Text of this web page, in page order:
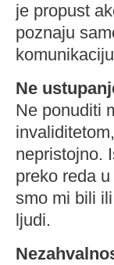
je propust
poznaju
Ne
Ne ponuditi
nepristojno.
preko reda
smo mi bili
ljudi.